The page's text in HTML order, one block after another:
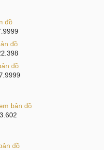
giá rẻ
10 lấy ngay
10 bao nhiêu tiền
10 GT hà nội, tphcm, đà
đồ
đồ
đồ
bản đồ
đồ